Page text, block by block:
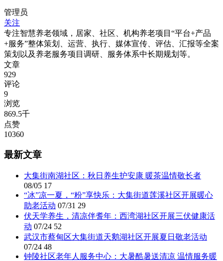
管理员
关注
专注智慧养老领域，居家、社区、机构养老项目“平台+产品
+服务”整体策划、运营、执行、媒体宣传、评估、汇报等全案
策划以及养老服务项目调研、服务体系中长期规划等。
文章
929
评论
9
浏览
869.5千
点赞
10360
最新文章
大集街南湖社区：秋日养生护安康 暖茶温情敬长者
08/05 17
“冰”凉一夏，“粉”享快乐：大集街道莲溪社区开展暖心
助老活动 07/31 29
伏天学养生，清凉伴耆年：西湾湖社区开展三伏健康活
动 07/24 52
武汉市蔡甸区大集街道天鹅湖社区开展夏日敬老活动
07/24 48
钟陵社区老年人服务中心：大暑酷暑送清凉 温情服务暖